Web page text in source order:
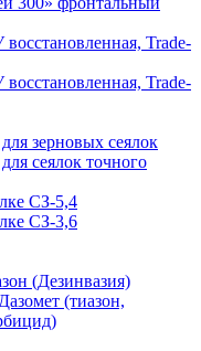
Trade-
Trade-
зерновых сеялок
сеялок точного
СЗ-5,4
СЗ-3,6
(Дезинвазия)
(тиазон,